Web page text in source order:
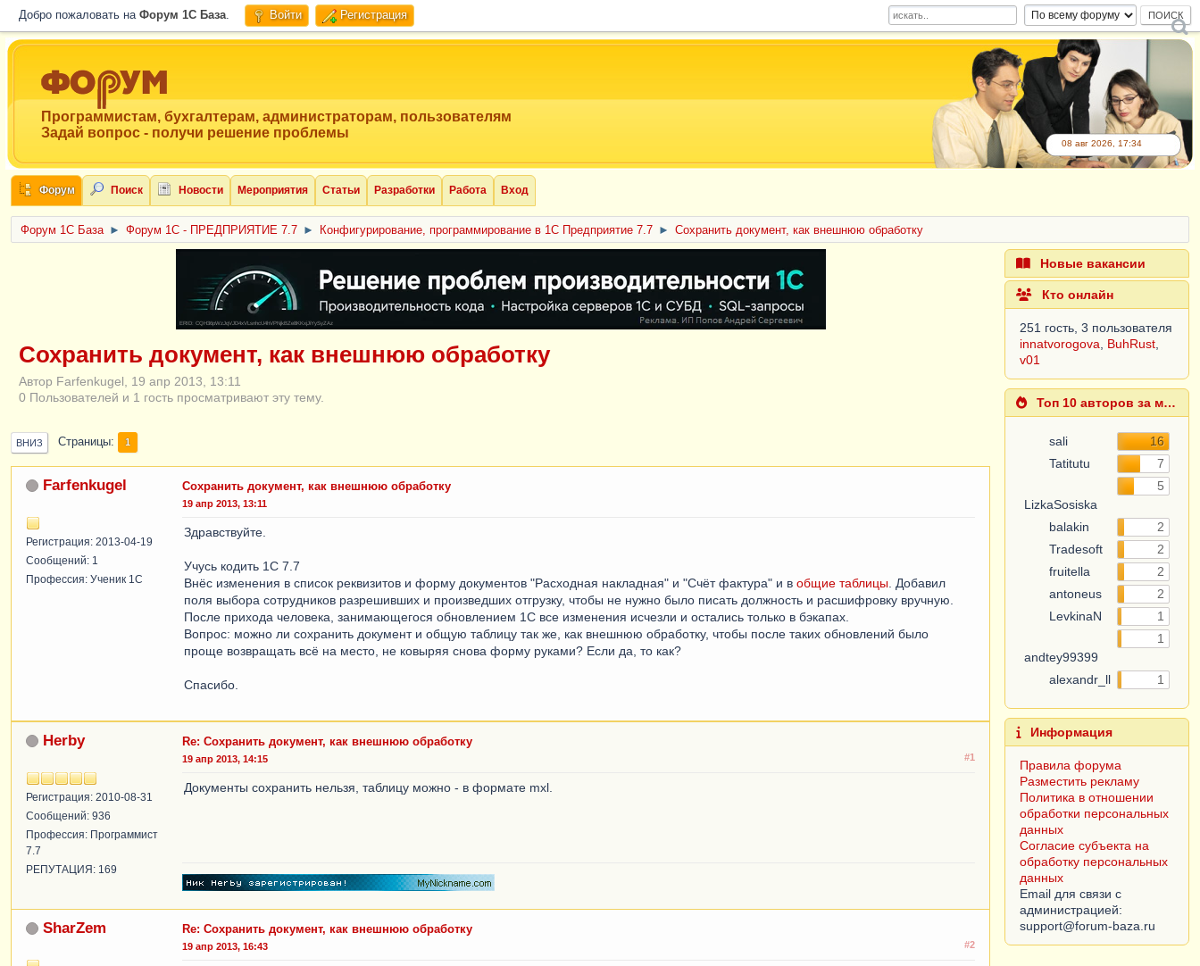
Добро пожаловать на Форум 1C База. Войти Регистрация
Программистам, бухгалтерам, администраторам, пользователям
Задай вопрос - получи решение проблемы
08 авг 2026, 17:34
Форум Поиск Новости Мероприятия Статьи Разработки Работа Вход
Форум 1C База ► Форум 1С - ПРЕДПРИЯТИЕ 7.7 ► Конфигурирование, программирование в 1С Предприятие 7.7 ► Сохранить документ, как внешнюю обработку
ERID: CQH36pWzJqVJD4xVLsnhcU4hVPNjkBZe8KKxjJiYySyZAz
Сохранить документ, как внешнюю обработку
Автор Farfenkugel, 19 апр 2013, 13:11
0 Пользователей и 1 гость просматривают эту тему.
ВНИЗ Страницы 1
Farfenkugel
Регистрация: 2013-04-19
Сообщений: 1
Профессия: Ученик 1С
Сохранить документ, как внешнюю обработку
19 апр 2013, 13:11
Здравствуйте.
Учусь кодить 1С 7.7
Внёс изменения в список реквизитов и форму документов "Расходная накладная" и "Счёт фактура" и в общие таблицы . Добавил
поля выбора сотрудников разрешивших и произведших отгрузку, чтобы не нужно было писать должность и расшифровку вручную.
После прихода человека, занимающегося обновлением 1С все изменения исчезли и остались только в бэкапах.
Вопрос: можно ли сохранить документ и общую таблицу так же, как внешнюю обработку, чтобы после таких обновлений было
проще возвращать всё на место, не ковыряя снова форму руками? Если да, то как?
Спасибо.
Herby
Регистрация: 2010-08-31
Сообщений: 936
Профессия: Программист
7.7
РЕПУТАЦИЯ: 169
Re: Сохранить документ, как внешнюю обработку
#1
19 апр 2013, 14:15
Документы сохранить нельзя, таблицу можно - в формате mxl.
SharZem Re: Сохранить документ, как внешнюю обработку
#2
19 апр 2013, 16:43
Новые вакансии
Кто онлайн
251 гость, 3 пользователя
innatvorogova
BuhRust
v01
Топ 10 авторов за месяц
16
Tatitutu
7
5
balakin
Tradesoft
2
fruitella
2
antoneus
2
LevkinaN
1
andtey99399
1
1
Правила форума
Разместить рекламу
Политика в отношении
обработки персональных
данных
Согласие субъекта на
обработку персональных
данных
Email для связи с
администрацией: